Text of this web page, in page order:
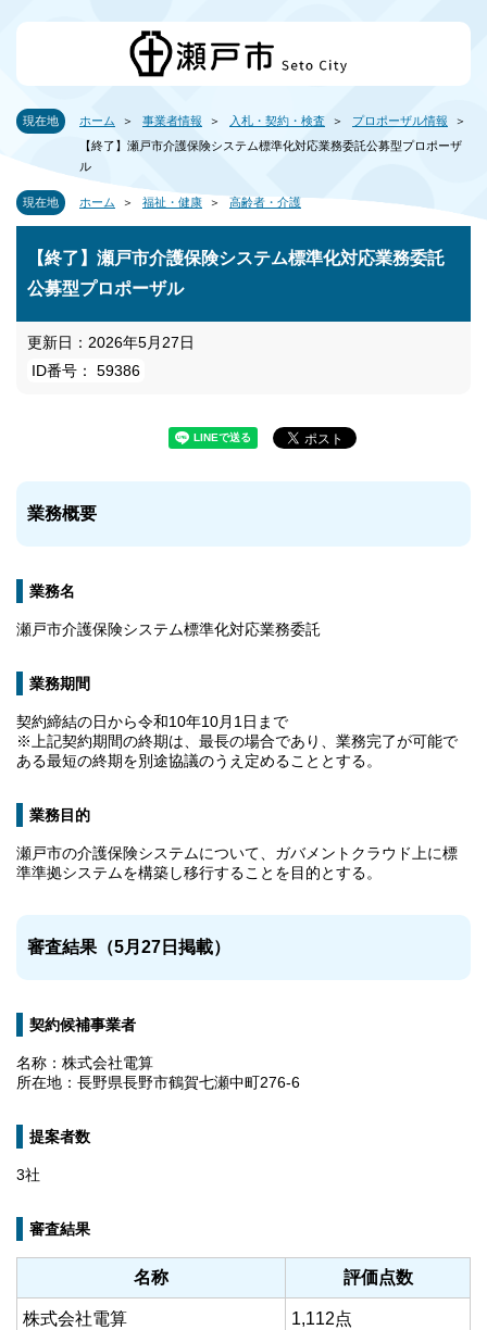
現在地 ホーム 事業者情報 入札・契約・検査
プロポーザル情報
【終了】瀬戸市介護保険システム標準化対応業務委託公募型プロポーザ
ル
現在地 ホーム 福祉・健康 高齢者・介護
【終了】瀬戸市介護保険システム標準化対応業務委託
公募型プロポーザル
更新日：2026年5月27日
ID番号： 59386
業務概要
業務名
瀬戸市介護保険システム標準化対応業務委託
業務期間
契約締結の日から令和10年10月1日まで
※上記契約期間の終期は、最長の場合であり、業務完了が可能で
ある最短の終期を別途協議のうえ定めることとする。
業務目的
瀬戸市の介護保険システムについて、ガバメントクラウド上に標
準準拠システムを構築し移行することを目的とする。
審査結果（5月27日掲載）
契約候補事業者
名称：株式会社電算
所在地：長野県長野市鶴賀七瀬中町276-6
提案者数
3社
審査結果
名称 評価点数
株式会社電算 1,112点